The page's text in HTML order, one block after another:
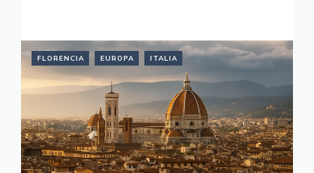
FLORENCIA EUROPA ITALIA